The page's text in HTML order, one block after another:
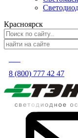
Красноярск
8 (800) 777 42 47